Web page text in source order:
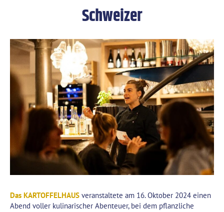
Schweizer
Das KARTOFFELHAUS veranstaltete am 16. Oktober 2024 einen
Abend voller kulinarischer Abenteuer, bei dem pflanzliche